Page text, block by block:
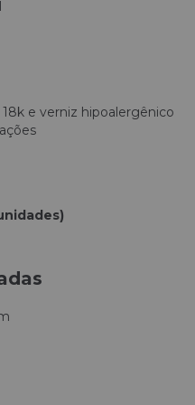
e verniz hipoalergênico